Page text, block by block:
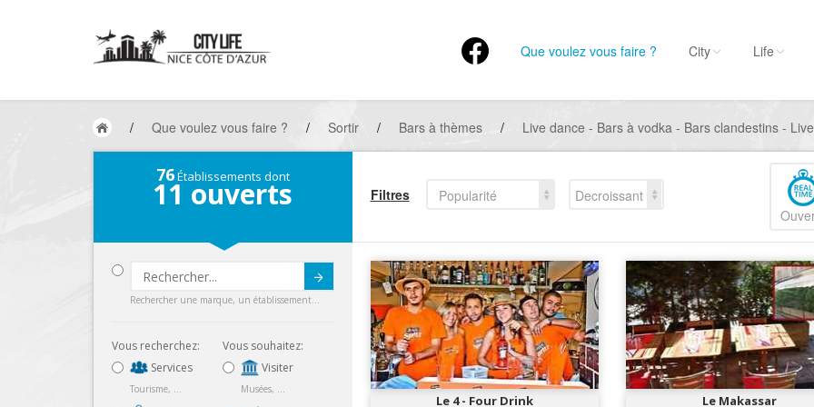
Que voulez vous faire ? City Life
/ Que voulez vous faire ? / Sortir / Bars à thèmes / Live dance - Bars à vodka - Bars clandestins -
76Établissements dont
11 ouverts
Rechercher une marque, un établissement...
Vous recherchez:
Services
Tourisme, ...
Vous souhaitez:
Visiter
Musées, ...
Filtres Popularité
Decroissant
Le 4 - Four Drink
Le Makassar